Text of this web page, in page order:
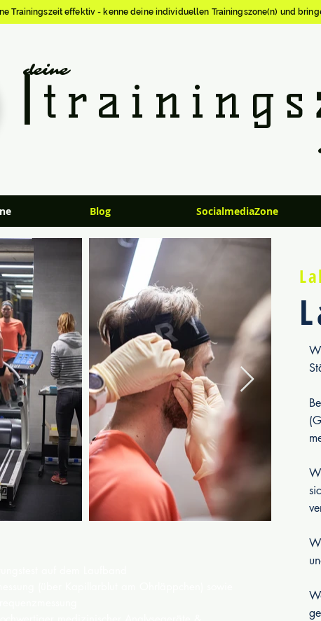
Trainingszeit effektiv - kenne deine individuellen Trainingszone(n) und
trainings
deine
Blog SocialmediaZone